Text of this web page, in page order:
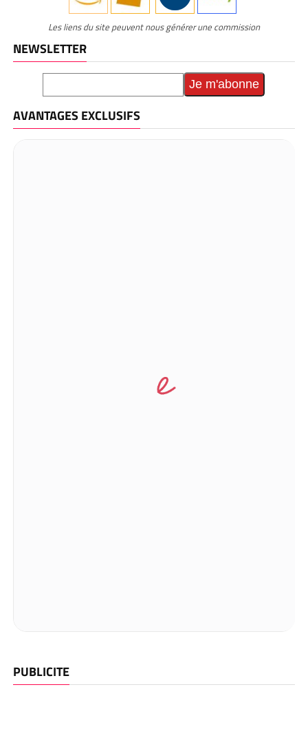
Les liens du site peuvent nous générer une commission
NEWSLETTER
AVANTAGES EXCLUSIFS
PUBLICITE